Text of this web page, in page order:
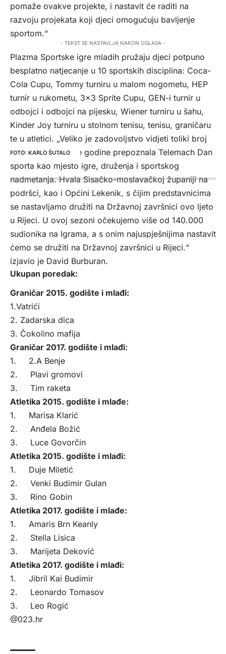
KARLO ŠUTALO
pomaže ovakve projekte, i nastavit će raditi na
razvoju projekata koji djeci omogućuju bavljenje
sportom.“
- TEKST SE NASTAVLJA NAKON OGLASA -
Plazma Sportske igre mladih pružaju djeci potpuno
besplatno natjecanje u 10 sportskih disciplina: Coca-
Cola Cupu, Tommy turniru u malom nogometu, HEP
turnir u rukometu, 3×3 Sprite Cupu, GEN-i turnir u
odbojci i odbojci na pijesku, Wiener turniru u šahu,
Kinder Joy turniru u stolnom tenisu, tenisu, graničaru
te u atletici. „Veliko je zadovoljstvo vidjeti toliki broj
djece koja su i ove godine prepoznala Telemach Dan
sporta kao mjesto igre, druženja i sportskog
nadmetanja. Hvala Sisačko-moslavačkoj županiji na
podršci, kao i Općini Lekenik, s čijim predstavnicima
se nastavljamo družiti na Državnoj završnici ovo ljeto
u Rijeci. U ovoj sezoni očekujemo više od 140.000
sudionika na Igrama, a s onim najuspješnijima nastavit
ćemo se družiti na Državnoj završnici u Rijeci.“
izjavio je David Burburan.
Ukupan poredak:
Graničar 2015. godište i mlađi:
1.Vatrići
2. Zadarska dica
3. Čokolino mafija
Graničar 2017. godište i mlađi:
1. 2.A Benje
2. Plavi gromovi
3. Tim raketa
Atletika 2015. godište i mlađe:
1. Marisa Klarić
2. Anđela Božić
3. Luce Govorčin
Atletika 2015. godište i mlađi:
1. Duje Miletić
2. Venki Budimir Gulan
3. Rino Gobin
Atletika 2017. godište i mlađe:
1. Amaris Brn Keanly
2. Stella Lisica
3. Marijeta Deković
Atletika 2017. godište i mlađi:
1. Jibril Kai Budimir
2. Leonardo Tomasov
3. Leo Rogić
@023.hr